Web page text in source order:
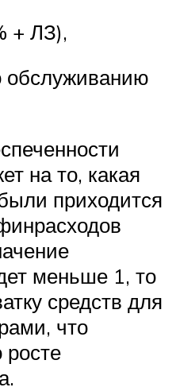
+ ЛЗ),
на то, какая
приходится
меньше 1, то
средств для
что
росте